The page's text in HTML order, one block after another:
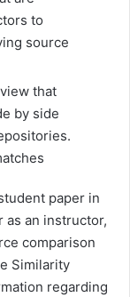
to
source
that
by side
paper in
as an instructor,
comparison
Similarity
regarding